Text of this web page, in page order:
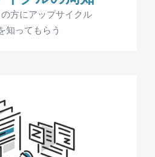
方にアップサイクル
知ってもらう